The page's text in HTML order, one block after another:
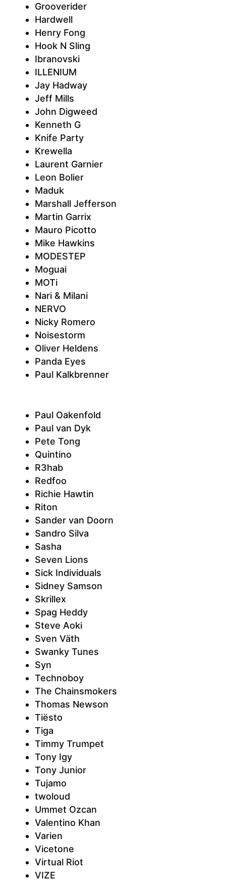
Grooverider
Hardwell
Henry Fong
Hook N Sling
Ibranovski
ILLENIUM
Jay Hadway
Jeff Mills
John Digweed
Kenneth G
Knife Party
Krewella
Laurent Garnier
Leon Bolier
Maduk
Marshall Jefferson
Martin Garrix
Mauro Picotto
Mike Hawkins
MODESTEP
Moguai
MOTi
Nari & Milani
NERVO
Nicky Romero
Noisestorm
Oliver Heldens
Panda Eyes
Paul Kalkbrenner
Paul Oakenfold
Paul van Dyk
Pete Tong
Quintino
R3hab
Redfoo
Richie Hawtin
Riton
Sander van Doorn
Sandro Silva
Sasha
Seven Lions
Sick Individuals
Sidney Samson
Skrillex
Spag Heddy
Steve Aoki
Sven Väth
Swanky Tunes
Syn
Technoboy
The Chainsmokers
Thomas Newson
Tiësto
Tiga
Timmy Trumpet
Tony Igy
Tony Junior
Tujamo
twoloud
Ummet Ozcan
Valentino Khan
Varien
Vicetone
Virtual Riot
VIZE